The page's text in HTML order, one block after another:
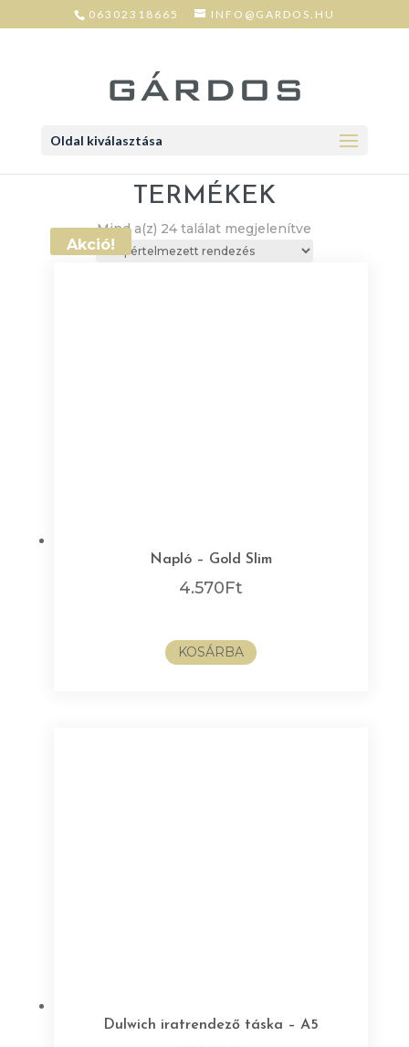
06302318665 INFO@GARDOS.HU
Oldal kiválasztása
TERMÉKEK
Mind a(z) 24 találat megjelenítve
Napló – Gold Slim
4.570Ft
KOSÁRBA
Dulwich iratrendező táska – A5
Akció!